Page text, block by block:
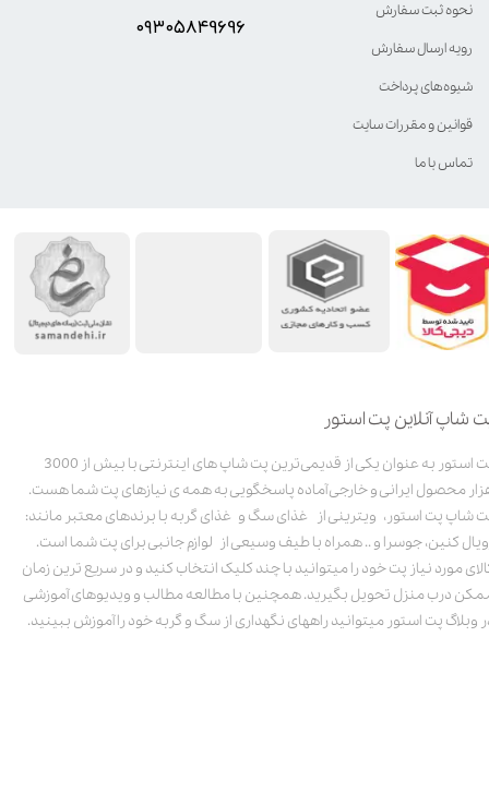
شاپ آنلاین پت استور
پت استور به عنوان یکی از قدیمی‌ترین پت شاپ های اینترنتی با بیش از 3000
محصول ایرانی و خارجی آماده پاسخگویی به همه ی نیازهای پت شما هست.
شاپ پت استور، ویترینی از غذای سگ و غذای گربه با برندهای معتبر مانند:
کنین، جوسرا و .. همراه با طیف وسیعی از لوازم جانبی برای پت شما است.
مورد نیاز پت خود را میتوانید با چند کلیک انتخاب کنید و در سریع ترین زمان
درب منزل تحویل بگیرید. همچنین با مطالعه مطالب و ویدیوهای آموزشی
وبلاگ پت استور میتوانید راههای نگهداری از سگ و گربه خود را آموزش ببینید.
نحوه ثبت سفارش
رویه ارسال سفارش
شیوه‌های پرداخت
قوانین و مقررات سایت
تماس با ما
۰۹۳۰۵8۴9696